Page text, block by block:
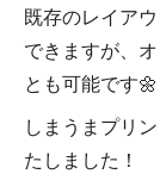
既存のレイア
できますが、
とも可能です🌼
しまうまプリ
たしました！